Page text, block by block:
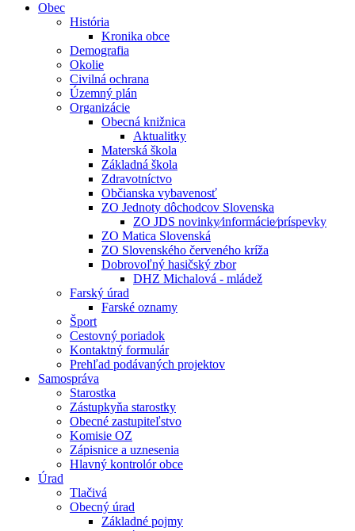
Obec
História
Kronika obce
Demografia
Okolie
Civilná ochrana
Územný plán
Organizácie
Obecná knižnica
Aktualitky
Materská škola
Základná škola
Zdravotníctvo
Občianska vybavenosť
ZO Jednoty dôchodcov Slovenska
ZO JDS novinky⁄informácie⁄príspevky
ZO Matica Slovenská
ZO Slovenského červeného kríža
Dobrovoľný hasičský zbor
DHZ Michalová - mládež
Farský úrad
Farské oznamy
Šport
Cestovný poriadok
Kontaktný formulár
Prehľad podávaných projektov
Samospráva
Starostka
Zástupkyňa starostky
Obecné zastupiteľstvo
Komisie OZ
Zápisnice a uznesenia
Hlavný kontrolór obce
Úrad
Tlačivá
Obecný úrad
Základné pojmy